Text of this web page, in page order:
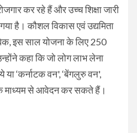
कर रहे हैं और उच्च शिक्षा जारी
है। कौशल विकास एवं उद्यमिता
इस साल योजना के लिए 250
कहा कि जो लोग लाभ लेना
या ‘कर्नाटक वन', ‘बेंगलुरु वन',
के माध्यम से आवेदन कर सकते हैं।